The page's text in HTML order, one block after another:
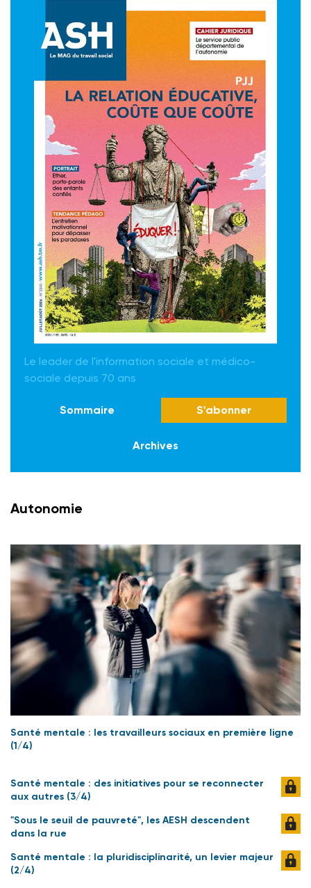
Le leader de l'information sociale et médico-
sociale depuis 70 ans
Sommaire S'abonner
Archives
Autonomie
Santé mentale : les travailleurs sociaux en première ligne
(1/4)
Santé mentale : des initiatives pour se reconnecter
aux autres (3/4)
"Sous le seuil de pauvreté", les AESH descendent
dans la rue
Santé mentale : la pluridisciplinarité, un levier majeur
(2/4)